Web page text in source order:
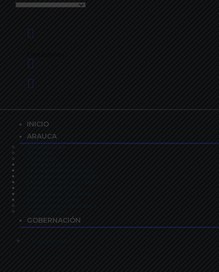
INICIO
ARAUCA
Generalidades
Símbolos
Municipios
Municipio de Arauca
Municipio de Arauquita
Municipio de Cravo Norte
Municipio de Puerto Rondón
Municipio de Fortul
Municipio de Saravena
Municipio de Tame
Gobernadores de Arauca
Mapa del Sitio
GOBERNACIÓN
El gobernador